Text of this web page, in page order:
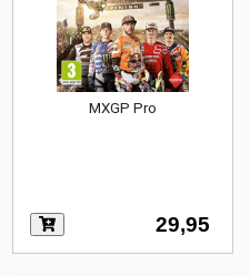
MXGP Pro
29,95